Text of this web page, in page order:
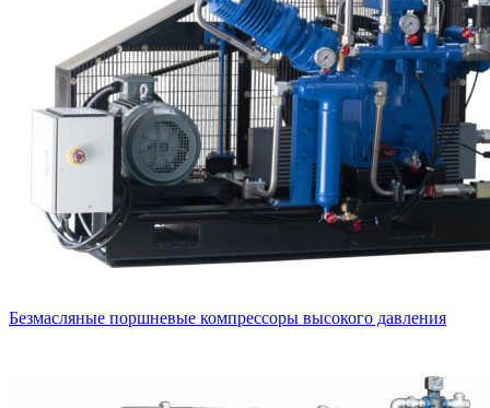
Безмасляные поршневые компрессоры высокого давления